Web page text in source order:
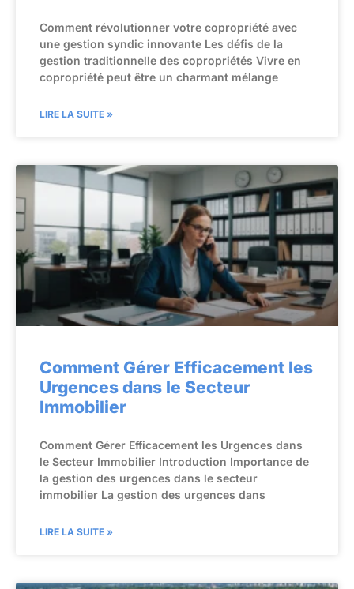
Comment révolutionner votre copropriété avec
une gestion syndic innovante Les défis de la
gestion traditionnelle des copropriétés Vivre en
copropriété peut être un charmant mélange
LIRE LA SUITE »
Comment Gérer Efficacement les
Urgences dans le Secteur
Immobilier
Comment Gérer Efficacement les Urgences dans
le Secteur Immobilier Introduction Importance de
la gestion des urgences dans le secteur
immobilier La gestion des urgences dans
LIRE LA SUITE »